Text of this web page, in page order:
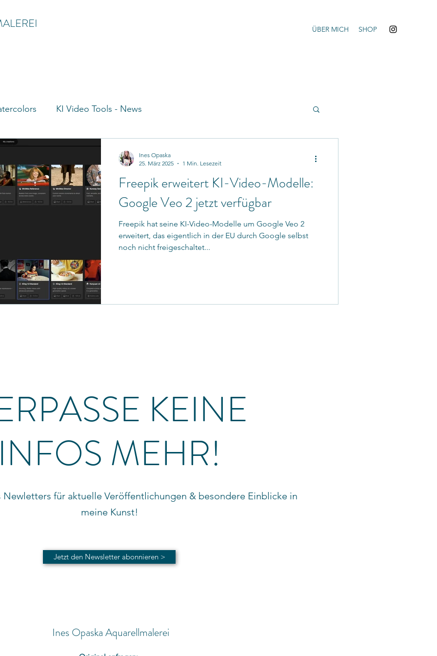
ÜBER MICH SHOP
KI Video Tools - News
Freepik erweitert KI-Video-Modelle:
Google Veo 2 jetzt verfügbar
Freepik hat seine KI-Video-Modelle um Google Veo 2
erweitert, das eigentlich in der EU durch Google selbst
noch nicht freigeschaltet...
Ines Opaska
25. März 2025
1 Min. Lesezeit
KEINE
MEHR!
Newletters für aktuelle Veröffentlichungen & besondere Einblicke in
meine Kunst!
Jetzt den Newsletter abonnieren >
Ines Opaska Aquarellmalerei